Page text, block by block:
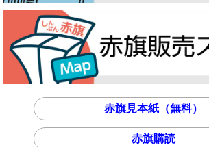
赤旗見本紙（無料）
赤旗購読